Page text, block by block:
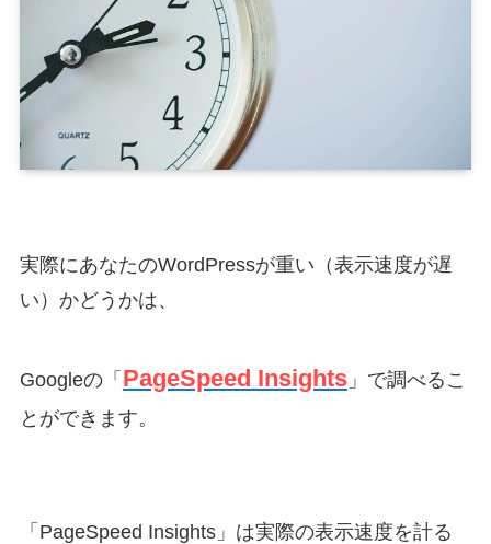
実際にあなたのWordPressが重い（表示速度が遅
い）かどうかは、
Googleの「 PageSpeed Insights」で調べるこ
とができます。
「PageSpeed Insights」は実際の表示速度を計る